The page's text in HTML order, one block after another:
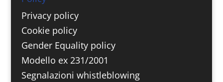
Privacy policy
Cookie policy
Gender Equality policy
Modello ex 231/2001
Segnalazioni whistleblowing